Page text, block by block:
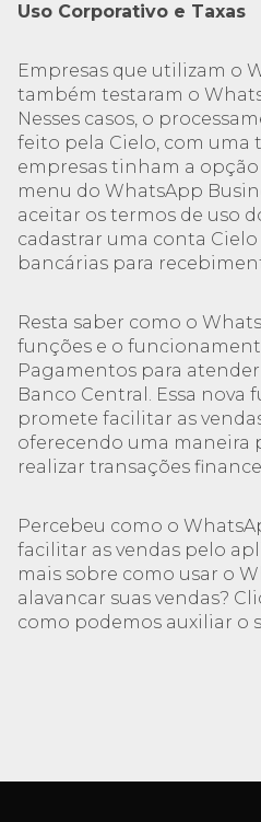
Uso Corporativo e Taxas
Empresas que utilizam o
também testaram o
Nesses casos, o
feito pela Cielo, com uma
empresas tinham a
menu do WhatsApp
aceitar os termos de uso
cadastrar uma conta
bancárias para
Resta saber como o
funções e o
Pagamentos para
Banco Central. Essa nova
promete facilitar as
oferecendo uma maneira
realizar transações
Percebeu como o
facilitar as vendas pelo
mais sobre como usar o
alavancar suas vendas?
como podemos auxiliar o